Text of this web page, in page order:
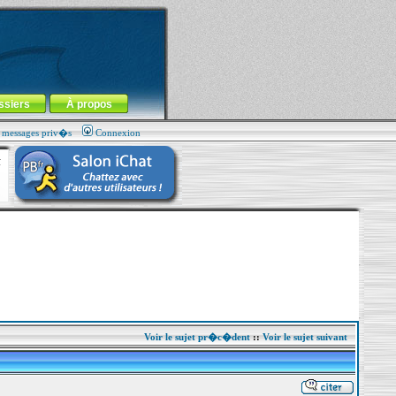
À propos
priv�s Connexion
Voir le sujet pr�c�dent::Voir le sujet suivant